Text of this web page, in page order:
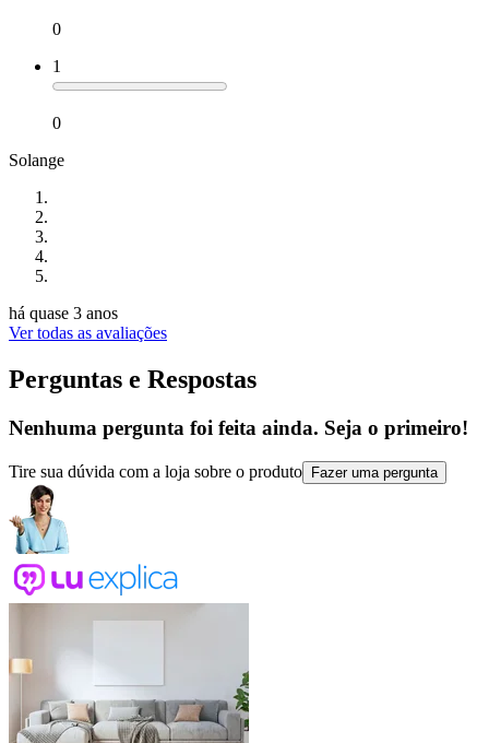
0
1
0
Solange
há quase 3 anos
Ver todas as avaliações
Perguntas e Respostas
Nenhuma pergunta foi feita ainda. Seja o primeiro!
Tire sua dúvida com a loja sobre o produto Fazer uma pergunta